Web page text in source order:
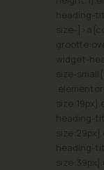
heading-
size-
widget-
size-
heading-
heading-